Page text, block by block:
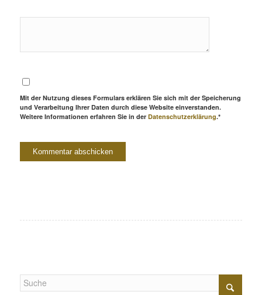
Mit der Nutzung dieses Formulars erklären Sie sich mit der Speicherung
und Verarbeitung Ihrer Daten durch diese Website einverstanden.
Weitere Informationen erfahren Sie in der Datenschutzerklärung.*